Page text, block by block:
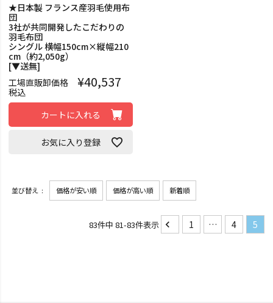
★日本製 フランス産羽毛使用布
団
3社が共同開発したこだわりの
羽毛布団
シングル 横幅150cm×縦幅210
cm（約2,050g）
[▼送無]
工場直販卸価格
¥40,537
税込
カートに入れる
お気に入り登録
並び替え 価格が安い順 価格が高い順 新着順
83件中 81-83件表示 1 … 4 5